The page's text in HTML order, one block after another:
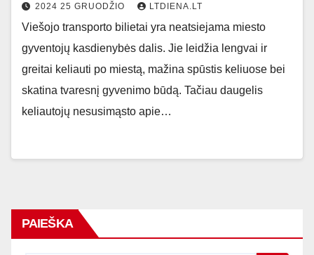
2024 25 GRUODŽIO LTDIENA.LT
Viešojo transporto bilietai yra neatsiejama miesto
gyventojų kasdienybės dalis. Jie leidžia lengvai ir
greitai keliauti po miestą, mažina spūstis keliuose bei
skatina tvaresnį gyvenimo būdą. Tačiau daugelis
keliautojų nesusimąsto apie…
PAIEŠKA